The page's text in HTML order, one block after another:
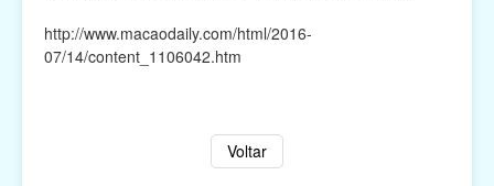
http://www.macaodaily.com/html/2016-
07/14/content_1106042.htm
Voltar